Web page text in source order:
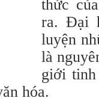
thức
ra. Đại
luyện
là
giới
hóa.